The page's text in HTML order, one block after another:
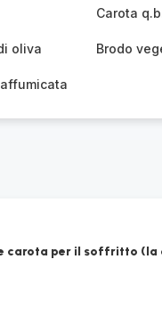
Carota
oliva Brodo
carota per il soffritto (la